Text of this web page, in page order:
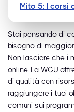
Mito 5: I corsi
Stai pensando di
bisogno di
Non lasciare che i
online. La WGU
di qualità con
raggiungere i tuoi
comuni sui